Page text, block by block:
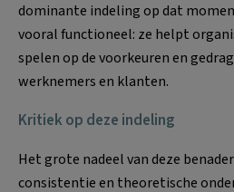
dominante indeling op dat
vooral functioneel: ze helpt
spelen op de voorkeuren en
werknemers en klanten.
Kritiek op deze indeling
Het grote nadeel van deze
consistentie en theoretische